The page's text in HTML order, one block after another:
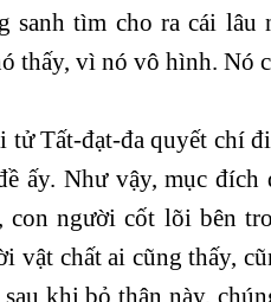
sanh tìm cho ra cái
thấy, vì nó vô hình. Nó
tử Tất-đạt-đa quyết chí
ấy. Như vậy, mục
con người cốt lõi bên
vật chất ai cũng thấy,
khi bỏ thân này,